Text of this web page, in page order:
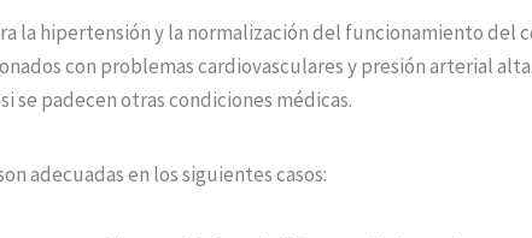
la hipertensión y la normalización del funcionamiento
con problemas cardiovasculares y presión arterial
se padecen otras condiciones médicas.
adecuadas en los siguientes casos: